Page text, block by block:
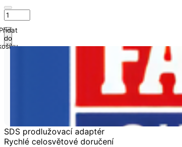
do
SDS prodlužovací adaptér
Rychlé celosvětové doručení